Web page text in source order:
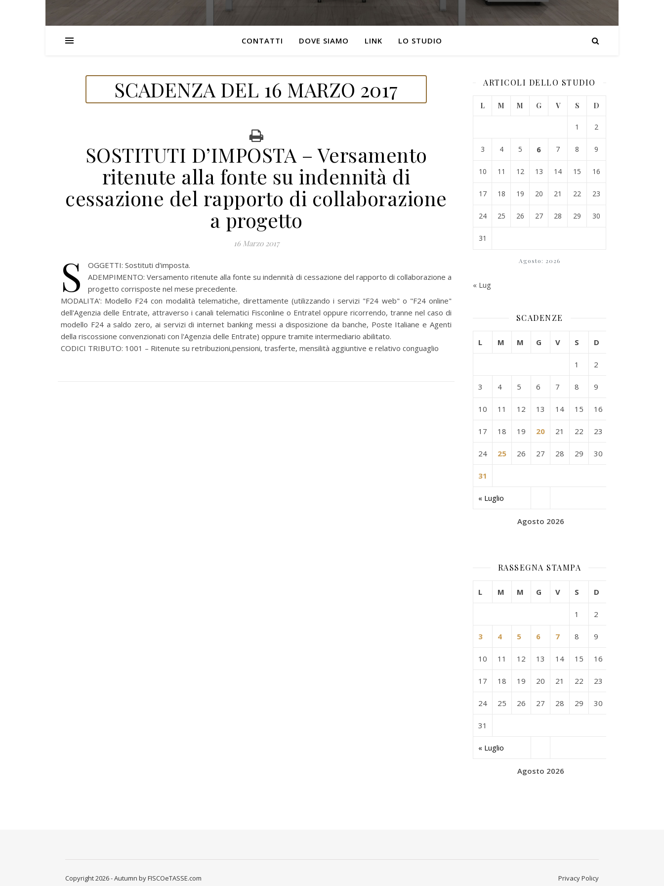
CONTATTI DOVE SIAMO LINK LO STUDIO
SCADENZA DEL 16 MARZO 2017
SOSTITUTI D’IMPOSTA – Versamento
ritenute alla fonte su indennità di
cessazione del rapporto di collaborazione
a progetto
16 Marzo 2017
S
OGGETTI: Sostituti d'imposta.
ADEMPIMENTO: Versamento ritenute alla fonte su indennità di cessazione del rapporto di collaborazione a
progetto corrisposte nel mese precedente.
MODALITA’: Modello F24 con modalità telematiche, direttamente (utilizzando i servizi "F24 web" o "F24 online"
dell'Agenzia delle Entrate, attraverso i canali telematici Fisconline o Entratel oppure ricorrendo, tranne nel caso di
modello F24 a saldo zero, ai servizi di internet banking messi a disposizione da banche, Poste Italiane e Agenti
della riscossione convenzionati con l'Agenzia delle Entrate) oppure tramite intermediario abilitato.
CODICI TRIBUTO: 1001 – Ritenute su retribuzioni,pensioni, trasferte, mensilità aggiuntive e relativo conguaglio
ARTICOLI DELLO STUDIO
Agosto: 2026
L M M G V S D
1 2
3 4 5 6 7 8 9
10 11 12 13 14 15 16
17 18 19 20 21 22 23
24 25 26 27 28 29 30
31
« Lug
SCADENZE
Agosto 2026
L M M G V S D
« Luglio
1 2
3 4 5 6 7 8 9
10 11 12 13 14 15 16
17 18 19 20 21 22 23
24 25 26 27 28 29 30
31
RASSEGNA STAMPA
Agosto 2026
L M M G V S D
« Luglio
1 2
3 4 5 6 7 8 9
10 11 12 13 14 15 16
17 18 19 20 21 22 23
24 25 26 27 28 29 30
31
Privacy Policy
Copyright 2026 - Autumn by FISCOeTASSE.com